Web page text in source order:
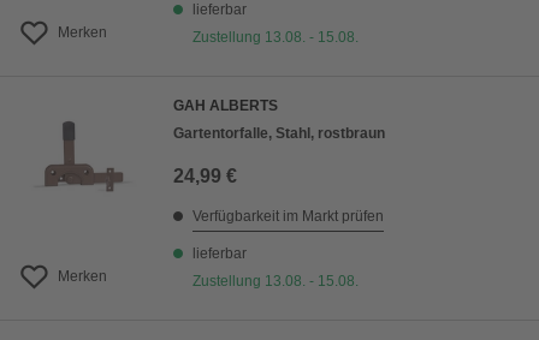
Merken
lieferbar
Zustellung 13.08. - 15.08.
Merken
GAH ALBERTS
Gartentorfalle, Stahl, rostbraun
24,99 €
Verfügbarkeit im Markt prüfen
lieferbar
Zustellung 13.08. - 15.08.